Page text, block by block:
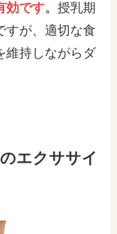
効です。授乳期
すが、適切な食
維持しながらダ
エクササイ